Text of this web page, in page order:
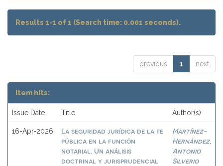
Results 1-1 of 1 (Search time: 0.001 seconds).
previous 1 next
Item hits:
Issue Date Title Author(s)
16-Apr-2026
La seguridad jurídica de la fe
pública en la función
notarial. Un análisis
doctrinal y jurisprudencial
Martínez-
Hernández,
Antonio
Silverio